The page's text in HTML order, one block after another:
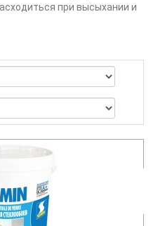
при высыхании и